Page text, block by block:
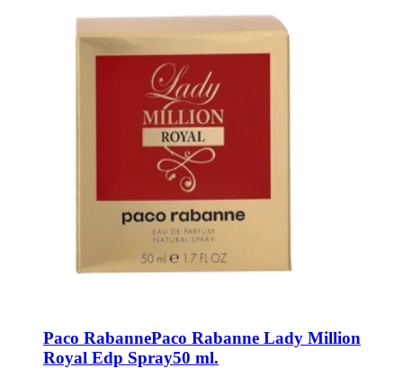
Paco RabannePaco Rabanne Lady Million
Royal Edp Spray50 ml.